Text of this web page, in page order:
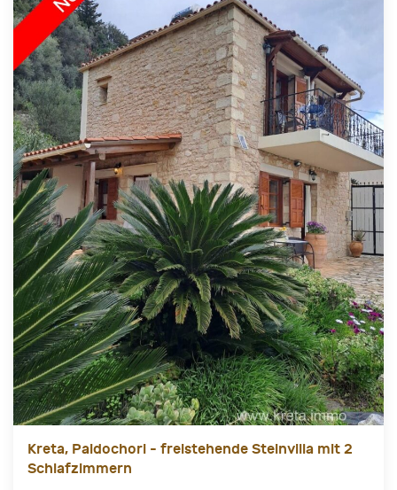
Kreta, Paidochori - freistehende Steinvilla mit 2
Schlafzimmern